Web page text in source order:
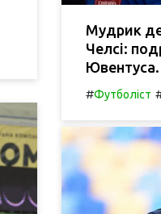
Мудрик
Челсі:
Ювентуса.
#Футболіст